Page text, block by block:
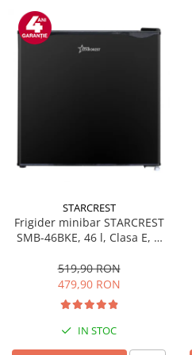
STARCREST
Frigider minibar STARCREST
SMB-46BKE, 46 l, Clasa E, H
519,90 RON
479,90 RON
IN STOC